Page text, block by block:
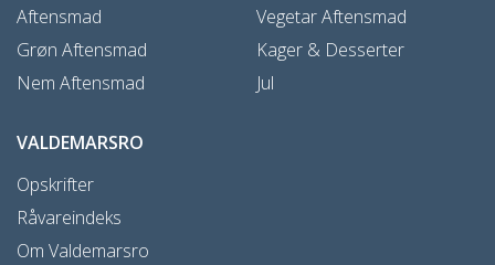
Aftensmad
Grøn Aftensmad
Nem Aftensmad
Vegetar Aftensmad
Kager & Desserter
Jul
VALDEMARSRO
Opskrifter
Råvareindeks
Om Valdemarsro